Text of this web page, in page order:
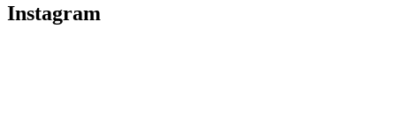
Instagram